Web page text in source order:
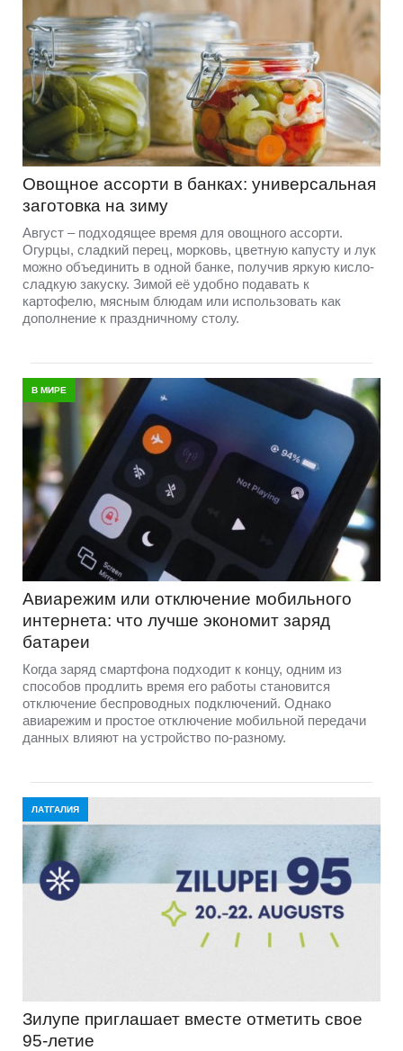
Овощное ассорти в банках: универсальная
заготовка на зиму
Август – подходящее время для овощного ассорти.
Огурцы, сладкий перец, морковь, цветную капусту и лук
можно объединить в одной банке, получив яркую кисло-
сладкую закуску. Зимой её удобно подавать к
картофелю, мясным блюдам или использовать как
дополнение к праздничному столу.
В МИРЕ
Авиарежим или отключение мобильного
интернета: что лучше экономит заряд
батареи
Когда заряд смартфона подходит к концу, одним из
способов продлить время его работы становится
отключение беспроводных подключений. Однако
авиарежим и простое отключение мобильной передачи
данных влияют на устройство по-разному.
ЛАТГАЛИЯ
Зилупе приглашает вместе отметить свое
95-летие